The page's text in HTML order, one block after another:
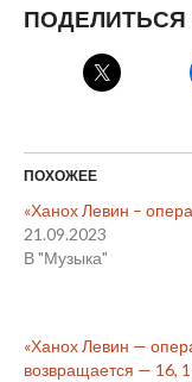
ПОХОЖЕЕ
«Ханох Левин –
21.09.2023
В "Музыка"
«Ханох Левин —
возвращается — 16,